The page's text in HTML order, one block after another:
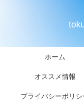
ホーム
オススメ情報
プライバシーポリシ